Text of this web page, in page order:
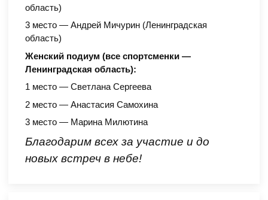
область)
3 место — Андрей Мичурин (Ленинградская
область)
Женский подиум (все спортсменки —
Ленинградская область):
1 место — Светлана Сергеева
2 место — Анастасия Самохина
3 место — Марина Милютина
Благодарим всех за участие и до
новых встреч в небе!